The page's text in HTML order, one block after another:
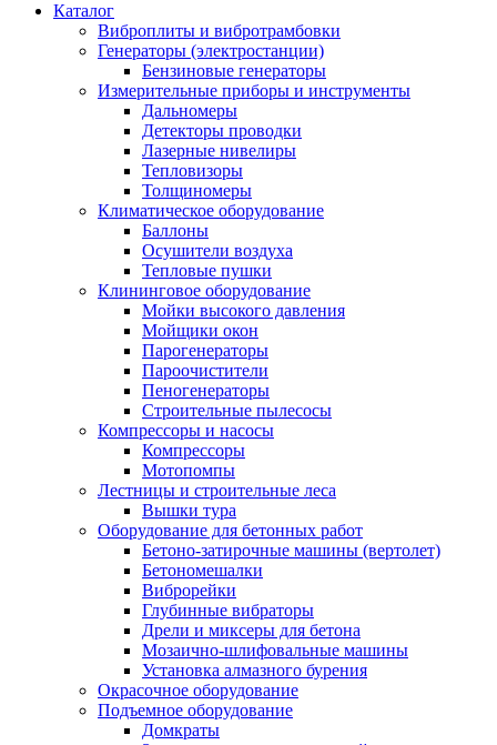
Каталог
Виброплиты и вибротрамбовки
Генераторы (электростанции)
Бензиновые генераторы
Измерительные приборы и инструменты
Дальномеры
Детекторы проводки
Лазерные нивелиры
Тепловизоры
Толщиномеры
Климатическое оборудование
Баллоны
Осушители воздуха
Тепловые пушки
Клининговое оборудование
Мойки высокого давления
Мойщики окон
Парогенераторы
Пароочистители
Пеногенераторы
Строительные пылесосы
Компрессоры и насосы
Компрессоры
Мотопомпы
Лестницы и строительные леса
Вышки тура
Оборудование для бетонных работ
Бетоно-затирочные машины (вертолет)
Бетономешалки
Виброрейки
Глубинные вибраторы
Дрели и миксеры для бетона
Мозаично-шлифовальные машины
Установка алмазного бурения
Окрасочное оборудование
Подъемное оборудование
Домкраты